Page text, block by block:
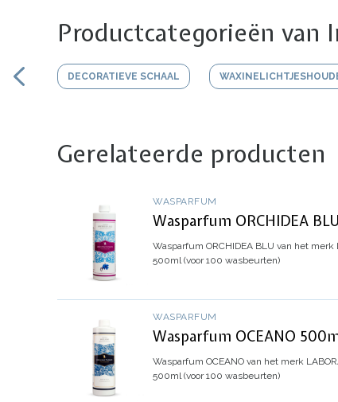
Productcategorieën van
DECORATIEVE SCHAAL
Gerelateerde producten
WASPARFUM
Wasparfum ORCHIDEA
Wasparfum ORCHIDEA BLU van het merk
500ml (voor 100 wasbeurten)
WASPARFUM
Wasparfum OCEANO
Wasparfum OCEANO van het merk
500ml (voor 100 wasbeurten)